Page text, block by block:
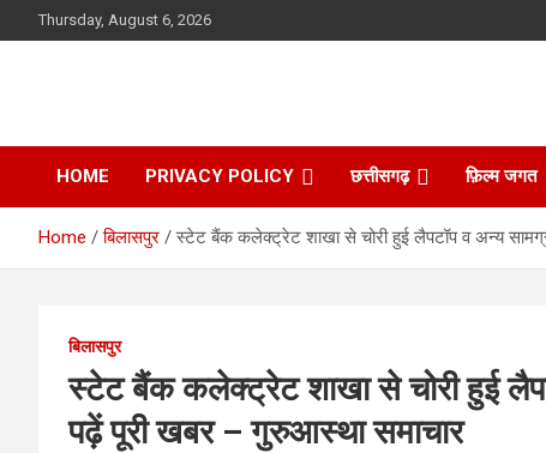
to
Thursday, August 6, 2026
HOME PRIVACY POLICY छत्तीसगढ़ फ़िल्म जगत
Home बिलासपुर स्टेट बैंक कलेक्ट्रेट शाखा से चोरी हुई लैपटॉप व अन्य
बिलासपुर
स्टेट बैंक कलेक्ट्रेट शाखा से चोरी हुई
पढ़ें पूरी खबर – गुरुआस्था समाचार